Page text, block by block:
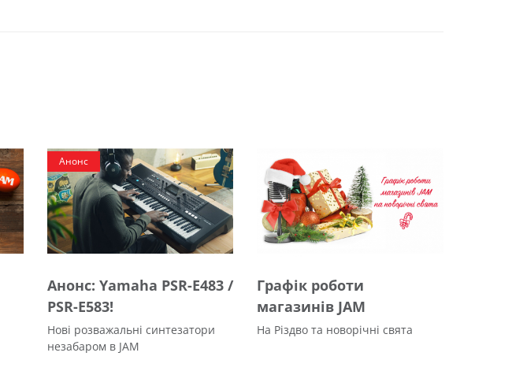
Анонс
Анонс: Yamaha PSR-E483 /
PSR-E583!
Нові розважальні синтезатори
незабаром в JAM
Графік роботи
магазинів JAM
На Різдво та новорічні свята